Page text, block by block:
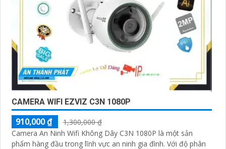
CAMERA WIFI EZVIZ C3N 1080P
910,000 ₫
1,300,000 ₫
Camera An Ninh Wifi Không Dây C3N 1080P là một sản
phẩm hàng đầu trong lĩnh vực an ninh gia đình. Với độ phân